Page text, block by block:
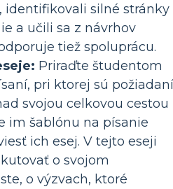
identifikovali silné stránky
a učili sa z návrhov
tiež spoluprácu.
Priraďte študentom
pri ktorej sú
svojou celkovou cestou
im šablónu na písanie
ich esej. V tejto eseji
o svojom
o výzvach, ktoré